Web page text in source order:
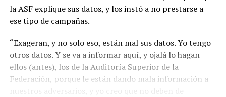
la ASF explique sus datos, y los instó a no prestarse a
ese tipo de campañas.
“Exageran, y no solo eso, están mal sus datos. Yo tengo
otros datos. Y se va a informar aquí, y ojalá lo hagan
ellos (antes), los de la Auditoría Superior de la
Federación, porque le están dando mala información a